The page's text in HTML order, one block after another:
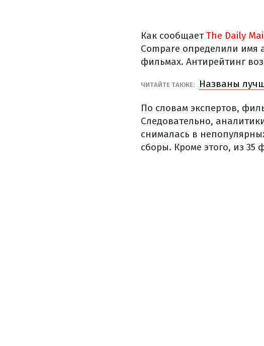
Как сообщаетThe Daily
Compare определили имя
фильмах. Антирейтинг
ЧИТАЙТЕ ТАКЖЕ: Названы
По словам экспертов,
Следовательно,
снималась в
сборы. Кроме этого, из